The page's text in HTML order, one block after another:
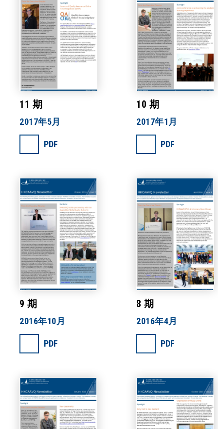
11 期
2017年5月
PDF
10 期
2017年1月
PDF
9 期
2016年10月
PDF
8 期
2016年4月
PDF